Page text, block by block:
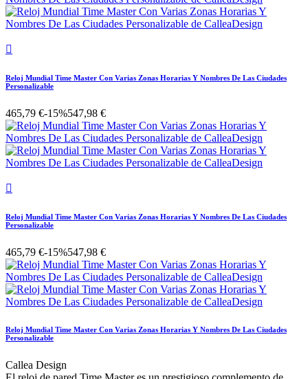

Reloj Mundial Time Master Con Varias Zonas Horarias Y Nombres De Las Ciudades
Personalizable
465,79 €-15%547,98 €

Reloj Mundial Time Master Con Varias Zonas Horarias Y Nombres De Las Ciudades
Personalizable
465,79 €-15%547,98 €
Reloj Mundial Time Master Con Varias Zonas Horarias Y Nombres De Las Ciudades
Personalizable
Callea Design